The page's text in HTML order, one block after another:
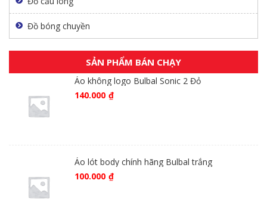
Đồ bóng chuyền
SẢN PHẨM BÁN CHẠY
Áo không logo Bulbal Sonic 2 Đỏ
140.000 ₫
Áo lót body chính hãng Bulbal trắng
100.000 ₫